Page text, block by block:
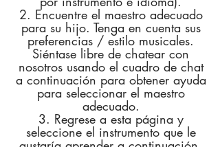
2. Encuentre el maestro adecuado
para su hijo. Tenga en cuenta sus
preferencias / estilo musicales.
Siéntase libre de chatear con
nosotros usando el cuadro de chat
a continuación para obtener ayuda
para seleccionar el maestro
adecuado.
3. Regrese a esta página y
seleccione el instrumento que le